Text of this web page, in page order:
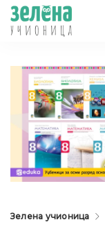
Зелена учионица